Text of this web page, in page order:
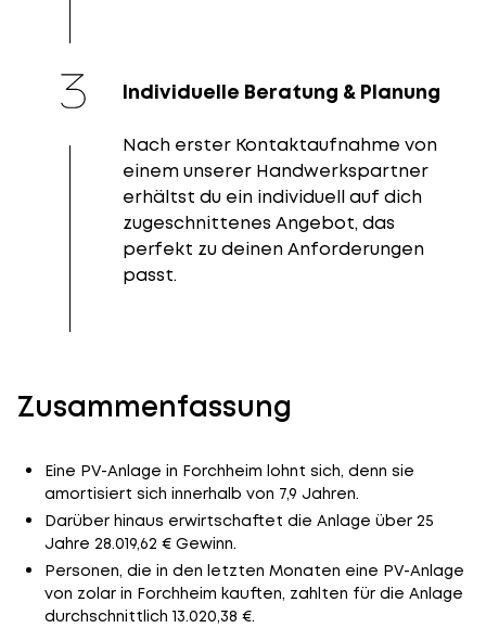
Individuelle Beratung & Planung
Nach erster Kontaktaufnahme von
einem unserer Handwerkspartner
erhältst du ein individuell auf dich
zugeschnittenes Angebot, das
perfekt zu deinen Anforderungen
passt.
Zusammenfassung
Eine PV-Anlage in Forchheim lohnt sich, denn sie
amortisiert sich innerhalb von 7,9 Jahren.
Darüber hinaus erwirtschaftet die Anlage über 25
Jahre 28.019,62 € Gewinn.
Personen, die in den letzten Monaten eine PV-Anlage
von zolar in Forchheim kauften, zahlten für die Anlage
durchschnittlich 13.020,38 €.